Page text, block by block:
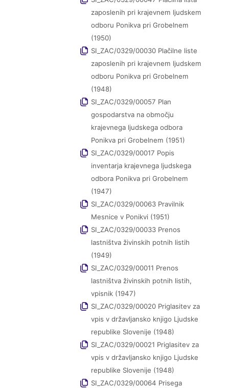
zaposlenih pri krajevnem ljudskem
odboru Ponikva pri Grobelnem
(1950)
SI_ZAC/0329/00030 Plačilne liste
zaposlenih pri krajevnem ljudskem
odboru Ponikva pri Grobelnem
(1948)
SI_ZAC/0329/00057 Plan
gospodarstva na območju
krajevnega ljudskega odbora
Ponikva pri Grobelnem (1951)
SI_ZAC/0329/00017 Popis
inventarja krajevnega ljudskega
odbora Ponikva pri Grobelnem
(1947)
SI_ZAC/0329/00063 Pravilnik
Mesnice v Ponikvi (1951)
SI_ZAC/0329/00033 Prenos
lastništva živinskih potnih listih
(1949)
SI_ZAC/0329/00011 Prenos
lastništva živinskih potnih listih,
vpisnik (1947)
SI_ZAC/0329/00020 Priglasitev za
vpis v državljansko knjigo Ljudske
republike Slovenije (1948)
SI_ZAC/0329/00021 Priglasitev za
vpis v državljansko knjigo Ljudske
republike Slovenije (1948)
SI_ZAC/0329/00064 Prisega